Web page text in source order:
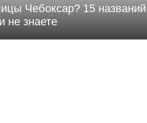
Чебоксар? 15
не знаете